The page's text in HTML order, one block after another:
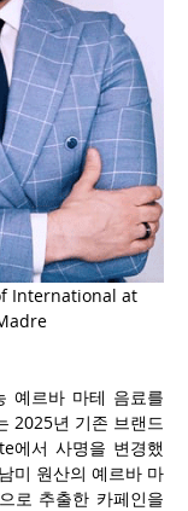
International at
예르바 마테 음료를
2025년 기존 브랜드
에서 사명을 변경했
미 원산의 예르바 마
로 추출한 카페인을